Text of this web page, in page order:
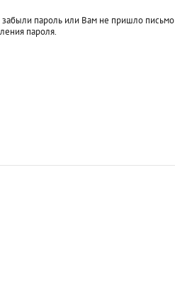
пароль или Вам не пришло письмо
пароля.